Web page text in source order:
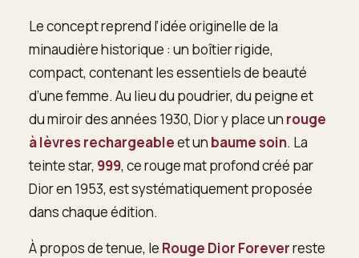
Le concept reprend l’idée originelle de la
minaudière historique : un boîtier rigide,
compact, contenant les essentiels de beauté
d’une femme. Au lieu du poudrier, du peigne et
du miroir des années 1930, Dior y place un rouge
à lèvres rechargeableet un baume soin. La
teinte star, 999, ce rouge mat profond créé par
Dior en 1953, est systématiquement proposée
dans chaque édition.
À propos de tenue, le Rouge Dior Foreverreste